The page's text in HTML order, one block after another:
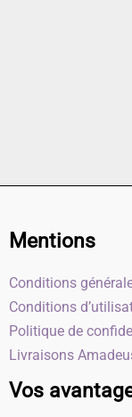
Mentions
Conditions
Conditions
Politique de
Livraisons
Vos